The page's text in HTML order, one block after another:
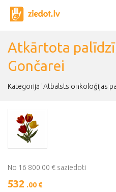
Atkārtota
Gončarei
Kategorijā "Atbalsts onkoloģijas
No 16 800.00 € saziedoti
532 .00 €